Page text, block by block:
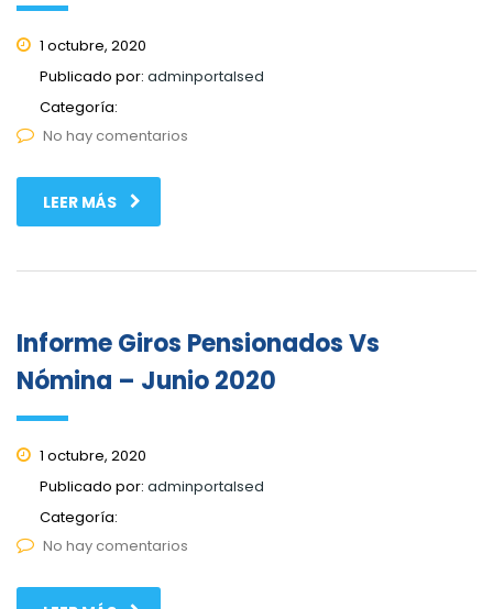
1 octubre, 2020
Publicado por: adminportalsed
Categoría:
No hay comentarios
LEER MÁS
Informe Giros Pensionados Vs
Nómina – Junio 2020
1 octubre, 2020
Publicado por: adminportalsed
Categoría:
No hay comentarios